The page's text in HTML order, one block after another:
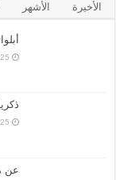
الأخيرة الأشهر
2025
2025
عن